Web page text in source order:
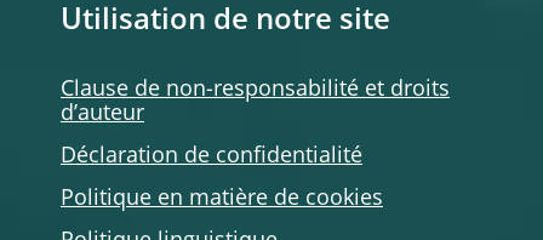
Utilisation de notre site
Clause de non-responsabilité et droits
d’auteur
Déclaration de confidentialité
Politique en matière de cookies